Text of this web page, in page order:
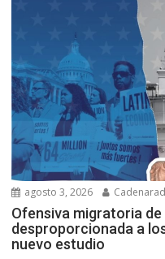
agosto 3, 2026
Ofensiva migratoria
desproporcionada a
nuevo estudio